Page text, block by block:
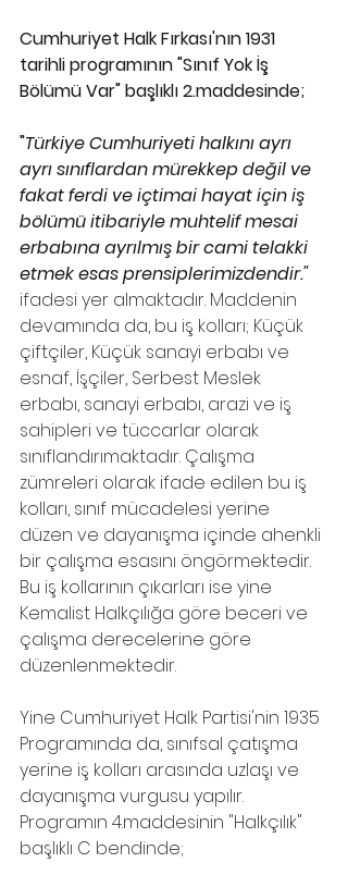
Cumhuriyet Halk Fırkası'nın 1931
tarihli programının "Sınıf Yok İş
Bölümü Var" başlıklı 2.maddesinde;
"Türkiye Cumhuriyeti halkını ayrı
ayrı sınıflardan mürekkep değil ve
fakat ferdi ve içtimai hayat için iş
bölümü itibariyle muhtelif mesai
erbabına ayrılmış bir cami telakki
etmek esas prensiplerimizdendir."
ifadesi yer almaktadır. Maddenin
devamında da, bu iş kolları; Küçük
çiftçiler, Küçük sanayi erbabı ve
esnaf, İşçiler, Serbest Meslek
erbabı, sanayi erbabı, arazi ve iş
sahipleri ve tüccarlar olarak
sınıflandırımaktadır. Çalışma
zümreleri olarak ifade edilen bu iş
kolları, sınıf mücadelesi yerine
düzen ve dayanışma içinde ahenkli
bir çalışma esasını öngörmektedir.
Bu iş kollarının çıkarları ise yine
Kemalist Halkçılığa göre beceri ve
çalışma derecelerine göre
düzenlenmektedir.
Yine Cumhuriyet Halk Partisi'nin 1935
Programında da, sınıfsal çatışma
yerine iş kolları arasında uzlaşı ve
dayanışma vurgusu yapılır.
Programın 4.maddesinin "Halkçılık"
başlıklı C bendinde;